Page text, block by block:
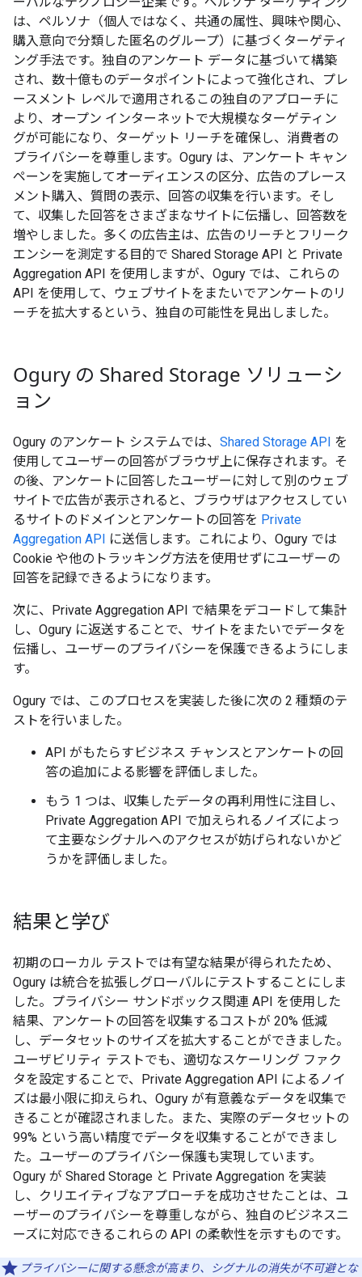
は、ペルソナ（個人ではなく、共通の属性、興味や関心、
購入意向で分類した匿名のグループ）に基づくターゲティ
ング手法です。独自のアンケート データに基づいて構築
され、数十億ものデータポイントによって強化され、プレ
ースメント レベルで適用されるこの独自のアプローチに
より、オープン インターネットで大規模なターゲティン
グが可能になり、ターゲット リーチを確保し、消費者の
プライバシーを尊重します。Ogury は、アンケート キャン
ペーンを実施してオーディエンスの区分、広告のプレース
メント購入、質問の表示、回答の収集を行います。そし
て、収集した回答をさまざまなサイトに伝播し、回答数を
増やしました。多くの広告主は、広告のリーチとフリーク
エンシーを測定する目的で Shared Storage API と Private
Aggregation API を使用しますが、Ogury では、これらの
API を使用して、ウェブサイトをまたいでアンケートのリ
ーチを拡大するという、独自の可能性を見出しました。
Ogury の Shared Storage ソリューシ
ョン
Ogury のアンケート システムでは、 Shared Storage API を
使用してユーザーの回答がブラウザ上に保存されます。そ
の後、アンケートに回答したユーザーに対して別のウェブ
サイトで広告が表示されると、ブラウザはアクセスしてい
るサイトのドメインとアンケートの回答を Private
Aggregation API
に送信します。これにより、Ogury では
Cookie や他のトラッキング方法を使用せずにユーザーの
回答を記録できるようになります。
次に、Private Aggregation API で結果をデコードして集計
し、Ogury に返送することで、サイトをまたいでデータを
伝播し、ユーザーのプライバシーを保護できるようにしま
す。
Ogury では、このプロセスを実装した後に次の 2 種類のテ
ストを行いました。
API がもたらすビジネス チャンスとアンケートの回
答の追加による影響を評価しました。
もう 1 つは、収集したデータの再利用性に注目し、
Private Aggregation API で加えられるノイズによっ
て主要なシグナルへのアクセスが妨げられないかど
うかを評価しました。
結果と学び
初期のローカル テストでは有望な結果が得られたため、
Ogury は統合を拡張しグローバルにテストすることにしま
した。プライバシー サンドボックス関連 API を使用した
結果、アンケートの回答を収集するコストが 20% 低減
し、データセットのサイズを拡大することができました。
ユーザビリティ テストでも、適切なスケーリング ファク
タを設定することで、Private Aggregation API によるノイ
ズは最小限に抑えられ、Ogury が有意義なデータを収集で
きることが確認されました。また、実際のデータセットの
99% という高い精度でデータを収集することができまし
た。ユーザーのプライバシー保護も実現しています。
Ogury が Shared Storage と Private Aggregation を実装
し、クリエイティブなアプローチを成功させたことは、ユ
ーザーのプライバシーを尊重しながら、独自のビジネスニ
ーズに対応できるこれらの API の柔軟性を示すものです。
プライバシーに関する懸念が高まり、シグナルの消失が不可避とな